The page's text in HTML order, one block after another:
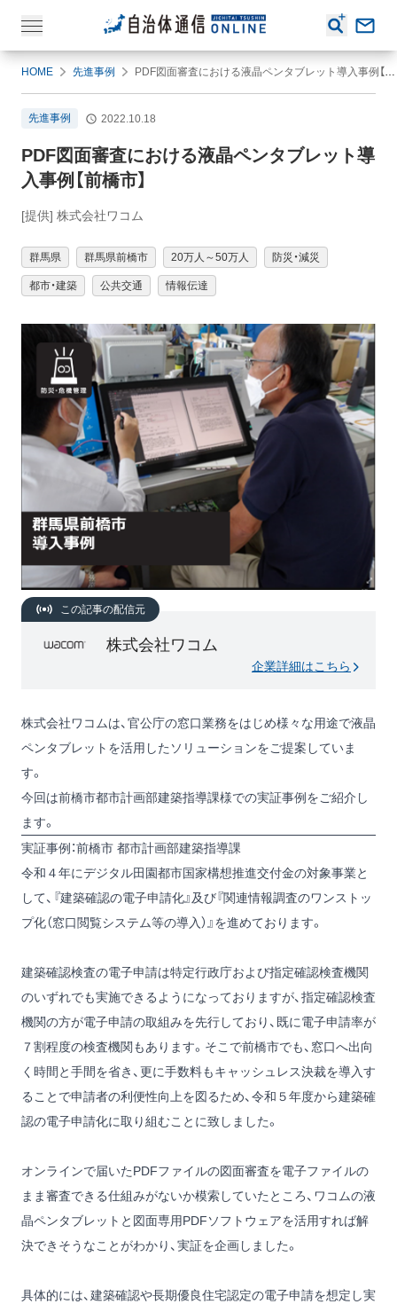
HOME 先進事例 PDF図面審査における液晶ペンタブレット導入事例【前橋市】
先進事例 2022.10.18
PDF図面審査における液晶ペンタブレット導
入事例【前橋市】
[提供] 株式会社ワコム
群馬県 群馬県前橋市 20万人～50万人 防災・減災
都市・建築 公共交通 情報伝達
この記事の配信元
株式会社ワコム
企業詳細はこちら
株式会社ワコムは、官公庁の窓口業務をはじめ様々な用途で液晶
ペンタブレットを活用したソリューションをご提案していま
す。
今回は前橋市都市計画部建築指導課様での実証事例をご紹介し
ます。
実証事例：前橋市 都市計画部建築指導課
令和４年にデジタル田園都市国家構想推進交付金の対象事業と
して、『建築確認の電子申請化』及び『関連情報調査のワンストッ
プ化（窓口閲覧システム等の導入）』を進めております。
建築確認検査の電子申請は特定行政庁および指定確認検査機関
のいずれでも実施できるようになっておりますが、指定確認検査
機関の方が電子申請の取組みを先行しており、既に電子申請率が
７割程度の検査機関もあります。そこで前橋市でも、窓口へ出向
く時間と手間を省き、更に手数料もキャッシュレス決裁を導入す
ることで申請者の利便性向上を図るため、令和５年度から建築確
認の電子申請化に取り組むことに致しました。
オンラインで届いたPDFファイルの図面審査を電子ファイルの
まま審査できる仕組みがないか模索していたところ、ワコムの液
晶ペンタブレットと図面専用PDFソフトウェアを活用すれば解
決できそうなことがわかり、実証を企画しました。
具体的には、建築確認や長期優良住宅認定の電子申請を想定し実